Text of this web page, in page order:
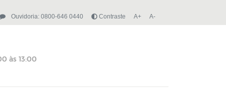
Ouvidoria: 0800-646 0440 Contraste A+ A-